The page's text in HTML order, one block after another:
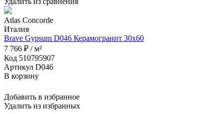
Atlas Concorde
Италия
Brave Gypsum D046 Керамогранит 30x60
7 766 ₽ / м²
Код 510795907
Артикул D046
В корзину
Добавить в избранное
Удалить из избранных